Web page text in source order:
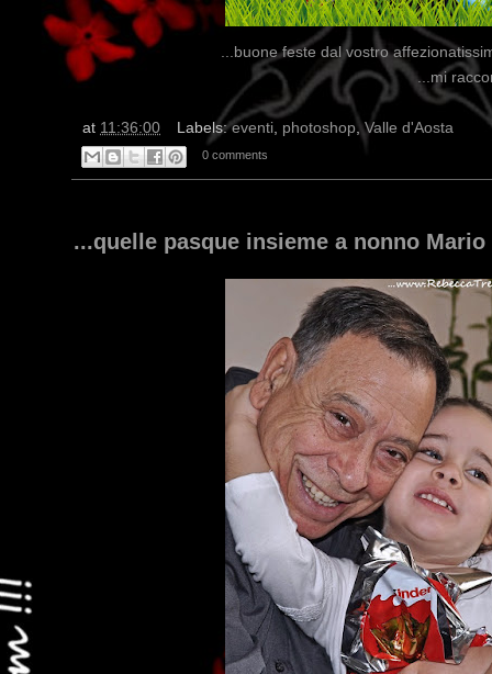
...buone feste dal vostro
...mi
at 11:36:00 Labels:eventi, photoshop,Valle d'Aosta
0 comments
...quelle pasque insieme a nonno